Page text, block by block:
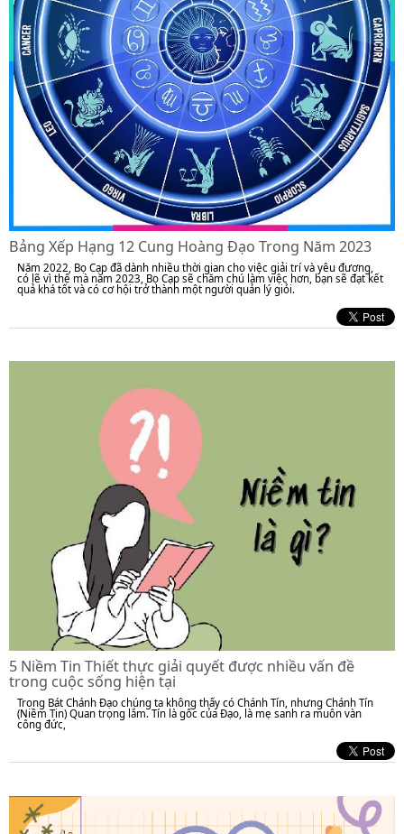
Bảng Xếp Hạng 12 Cung Hoàng Đạo Trong Năm 2023
Năm 2022, Bọ Cạp đã dành nhiều thời gian cho việc giải trí và yêu đương,
có lẽ vì thế mà năm 2023, Bọ Cạp sẽ chăm chú làm việc hơn, bạn sẽ đạt kết
quả khá tốt và có cơ hội trở thành một người quản lý giỏi.
5 Niềm Tin Thiết thực giải quyết được nhiều vấn đề
trong cuộc sống hiện tại
Trong Bát Chánh Đạo chúng ta không thấy có Chánh Tín, nhưng Chánh Tín
(Niềm Tin) Quan trọng lắm. Tín là gốc của Đạo, là mẹ sanh ra muôn vàn
công đức,